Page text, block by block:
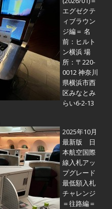
エグゼクテ
ィブラウン
ジ編＝ 名
前：ヒルト
ン横浜 場
所：〒220-
0012 神奈川
県横浜市西
区みなとみ
らい6-2-13
2025年10月
最新版 日
本航空国際
線入札アッ
プグレード
最低額入札
チャレンジ
＝往路編＝